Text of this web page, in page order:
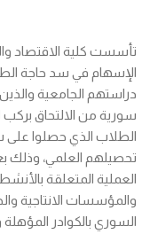
الإسهام في سد حاجة
دراستهم الجامعية
سورية من الالتحاق بركب
الطلاب الذي حصلوا على
تحصيلهم العلمي، وذلك
العملية المتعلقة
والمؤسسات الانتاجية
السوري بالكوادر